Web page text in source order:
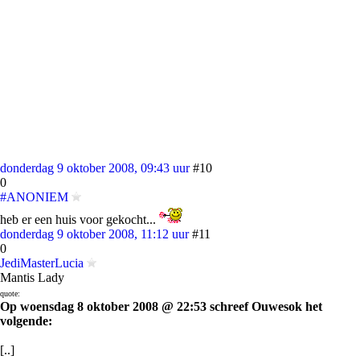
donderdag 9 oktober 2008, 09:43 uur #10
0
#ANONIEM
heb er een huis voor gekocht...
donderdag 9 oktober 2008, 11:12 uur #11
0
JediMasterLucia
Mantis Lady
quote:
Op woensdag 8 oktober 2008 @ 22:53 schreef Ouwesok het
volgende:
[..]